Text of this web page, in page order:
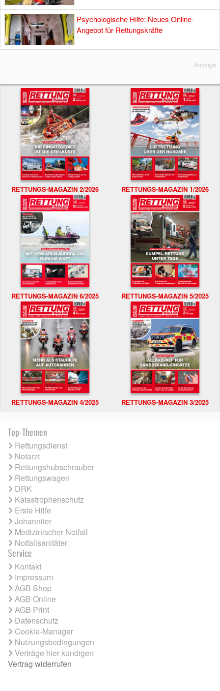
Psychologische Hilfe: Neues Online-
Angebot für Rettungskräfte
Anzeige
RETTUNGS-MAGAZIN 2/2026 RETTUNGS-MAGAZIN 1/2026
RETTUNGS-MAGAZIN 6/2025 RETTUNGS-MAGAZIN 5/2025
RETTUNGS-MAGAZIN 4/2025 RETTUNGS-MAGAZIN 3/2025
Top-Themen
Rettungsdienst
Notarzt
Rettungshubschrauber
Rettungswagen
DRK
Katastrophenschutz
Erste Hilfe
Johanniter
Medizinischer Notfall
Notfallsanitäter
Service
Kontakt
Impressum
AGB Shop
AGB Online
AGB Print
Datenschutz
Cookie-Manager
Nutzungsbedingungen
Verträge hier kündigen
Vertrag widerrufen